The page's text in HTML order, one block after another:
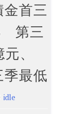
首三
第三
、
季最低
idle